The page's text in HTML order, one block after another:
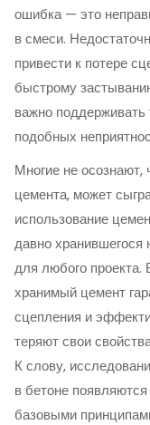
ошибка — это
в смеси.
привести к потере
быстрому
важно
подобных
Многие не осознают,
цемента, может
использование
давно хранившегося
для любого проекта.
хранимый цемент
сцепления и
теряют свои
К слову,
в бетоне
базовыми